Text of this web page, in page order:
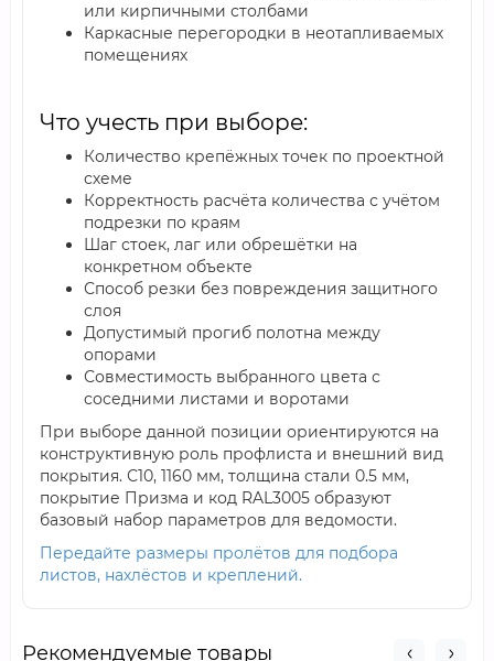
или кирпичными столбами
Каркасные перегородки в неотапливаемых
помещениях
Что учесть при выборе:
Количество крепёжных точек по проектной
схеме
Корректность расчёта количества с учётом
подрезки по краям
Шаг стоек, лаг или обрешётки на
конкретном объекте
Способ резки без повреждения защитного
слоя
Допустимый прогиб полотна между
опорами
Совместимость выбранного цвета с
соседними листами и воротами
При выборе данной позиции ориентируются на
конструктивную роль профлиста и внешний вид
покрытия. С10, 1160 мм, толщина стали 0.5 мм,
покрытие Призма и код RAL3005 образуют
базовый набор параметров для ведомости.
Передайте размеры пролётов для подбора
листов, нахлёстов и креплений.
Рекомендуемые товары